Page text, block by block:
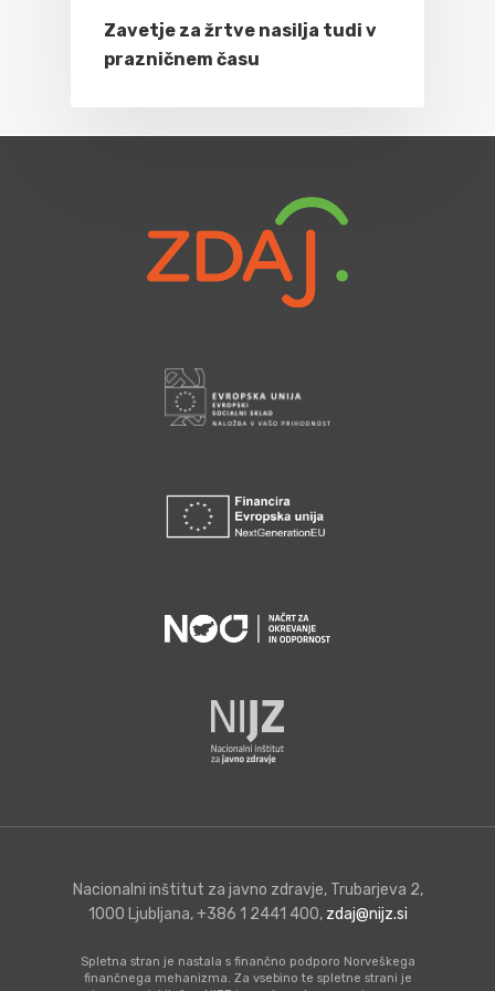
Zavetje za žrtve nasilja tudi v
prazničnem času
Nacionalni inštitut za javno zdravje, Trubarjeva 2,
1000 Ljubljana, +386 1 2441 400, zdaj@nijz.si
Spletna stran je nastala s finančno podporo Norveškega
finančnega mehanizma. Za vsebino te spletne strani je